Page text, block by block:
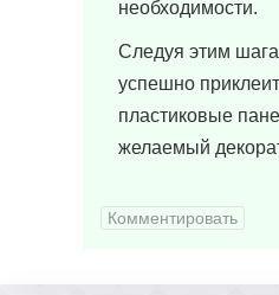
необходимости.
Следуя этим
успешно
пластиковые
желаемый
Комментировать